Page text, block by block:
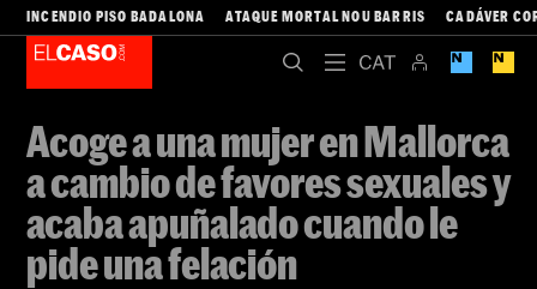
INCENDIO PISO BADALONA ATAQUE MORTAL NOU BARRIS CADÁVER
Acoge a una mujer en Mallorca
a cambio de favores sexuales y
acaba apuñalado cuando le
pide una felación